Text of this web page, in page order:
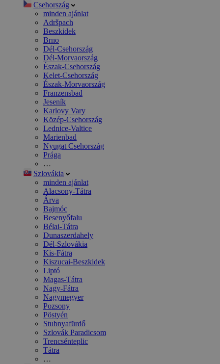
Csehország
minden ajánlat
Adršpach
Beszkidek
Brno
Dél-Csehország
Dél-Morvaország
Észak-Csehország
Kelet-Csehország
Észak-Morvaország
Franzensbad
Jeseník
Karlovy Vary
Közép-Csehország
Lednice-Valtice
Marienbad
Nyugat Csehország
Prága
…
Szlovákia
minden ajánlat
Alacsony-Tátra
Árva
Bajmóc
Besenyőfalu
Bélai-Tátra
Dunaszerdahely
Dél-Szlovákia
Kis-Fátra
Kiszucai-Beszkidek
Liptó
Magas-Tátra
Nagy-Fátra
Nagymegyer
Pozsony
Pöstyén
Stubnyafürdő
Szlovák Paradicsom
Trencsénteplic
Tátra
…